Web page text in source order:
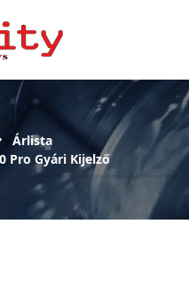
Árlista
Pro Gyári Kijelző